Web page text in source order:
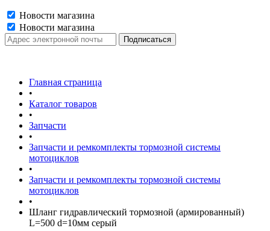
Новости магазина
Новости магазина
Главная страница
•
Каталог товаров
•
Запчасти
•
Запчасти и ремкомплекты тормозной системы
мотоциклов
•
Запчасти и ремкомплекты тормозной системы
мотоциклов
•
Шланг гидравлический тормозной (армированный)
L=500 d=10мм серый